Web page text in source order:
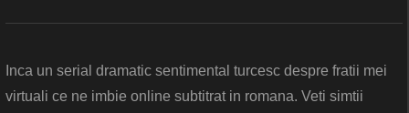
Inca un serial dramatic sentimental turcesc despre fratii mei
virtuali ce ne imbie online subtitrat in romana. Veti simtii